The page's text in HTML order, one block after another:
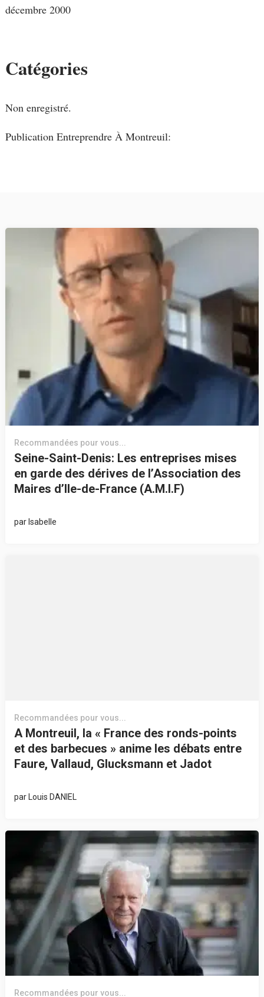
décembre 2000
Catégories
Non enregistré.
Publication Entreprendre À Montreuil:
Recommandées pour vous...
Seine-Saint-Denis: Les entreprises mises
en garde des dérives de l’Association des
Maires d’Ile-de-France (A.M.I.F)
par Isabelle
Recommandées pour vous...
A Montreuil, la « France des ronds-points
et des barbecues » anime les débats entre
Faure, Vallaud, Glucksmann et Jadot
par Louis DANIEL
Recommandées pour vous...